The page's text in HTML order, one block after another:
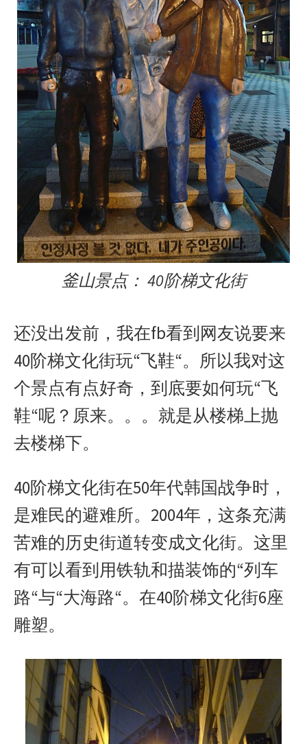
釜山景点： 40阶梯文化街
还没出发前，我在fb看到网友说要来
40阶梯文化街玩“飞鞋“。所以我对这
个景点有点好奇，到底要如何玩“飞
鞋“呢？原来。。。就是从楼梯上抛
去楼梯下。
40阶梯文化街在50年代韩国战争时，
是难民的避难所。2004年，这条充满
苦难的历史街道转变成文化街。这里
有可以看到用铁轨和描装饰的“列车
路“与“大海路“。在40阶梯文化街6座
雕塑。